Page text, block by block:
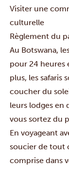
Visiter une
culturelle
Règlement du
Au Botswana,
pour 24 heures
plus, les safaris
coucher du
leurs lodges en
vous sortez du
En voyageant
soucier de tout
comprise dans